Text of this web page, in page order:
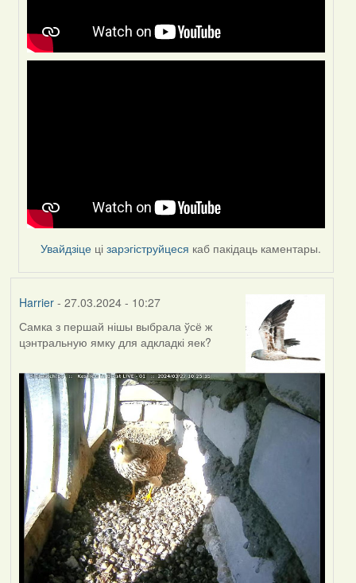
Увайдзіце цізарэгіструйцеся каб пакідаць каментары.
Harrier- 27.03.2024 - 10:27
Самка з першай нішы выбрала ўсё ж
цэнтральную ямку для адкладкі яек?